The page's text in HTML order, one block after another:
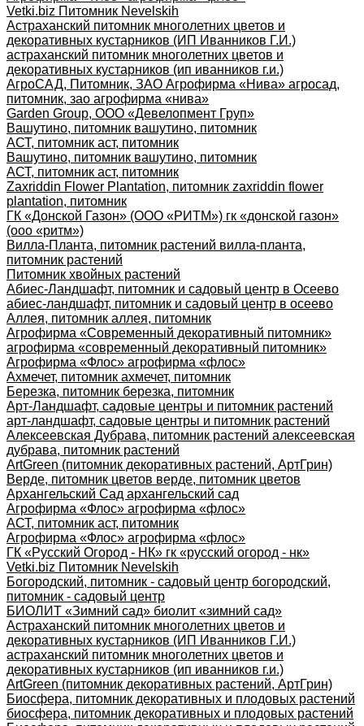
Vetki.biz Питомник Nevelskih
Астраханский питомник многолетних цветов и
декоративных кустарников (ИП Иванников Г.И.)
астраханский питомник многолетних цветов и
декоративных кустарников (ип иванников г.и.)
АгроСАД, Питомник, ЗАО Агрофирма «Нива» агросад,
питомник, зао агрофирма «нива»
Garden Group, ООО «Девелопмент Груп»
Вашутино, питомник вашутино, питомник
АСТ, питомник аст, питомник
Вашутино, питомник вашутино, питомник
АСТ, питомник аст, питомник
Zaxriddin Flower Plantation, питомник zaxriddin flower
plantation, питомник
ГК «Донской Газон» (ООО «РИТМ») гк «донской газон»
(ооо «ритм»)
Вилла-Планта, питомник растений вилла-планта,
питомник растений
Питомник хвойных растений
Абиес-Ландшафт, питомник и садовый центр в Осеево
абиес-ландшафт, питомник и садовый центр в осеево
Аллея, питомник аллея, питомник
Агрофирма «Современный декоративный питомник»
агрофирма «современный декоративный питомник»
Агрофирма «Флос» агрофирма «флос»
Ахмечет, питомник ахмечет, питомник
Березка, питомник березка, питомник
Арт-Ландшафт, садовые центры и питомник растений
арт-ландшафт, садовые центры и питомник растений
Алексеевская Дубрава, питомник растений алексеевская
дубрава, питомник растений
ArtGreen (питомник декоративных растений, АртГрин)
Верде, питомник цветов верде, питомник цветов
Архангельский Сад архангельский сад
Агрофирма «Флос» агрофирма «флос»
АСТ, питомник аст, питомник
Агрофирма «Флос» агрофирма «флос»
ГК «Русский Огород - НК» гк «русский огород - нк»
Vetki.biz Питомник Nevelskih
Богородский, питомник - садовый центр богородский,
питомник - садовый центр
БИОЛИТ «Зимний сад» биолит «зимний сад»
Астраханский питомник многолетних цветов и
декоративных кустарников (ИП Иванников Г.И.)
астраханский питомник многолетних цветов и
декоративных кустарников (ип иванников г.и.)
ArtGreen (питомник декоративных растений, АртГрин)
Биосфера, питомник декоративных и плодовых растений
биосфера, питомник декоративных и плодовых растений